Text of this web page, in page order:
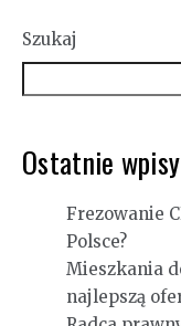
Szukaj
Ostatnie wpisy
Frezowanie
Polsce?
Mieszkania
najlepszą